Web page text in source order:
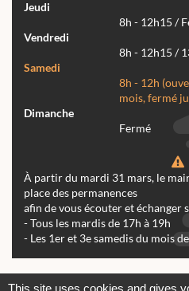
Jeudi
8h - 12h15 /
Vendredi
8h - 12h15 /
Samedi
8h - 12h
mois, fermé
Dimanche
Fermé
À partir du mardi 31 mars, le
place des permanences
afin de vous écouter et échanger
- Tous les mardis de 17h à 19h
- Les 1er et 3e samedis du mois
This site uses cookies and gives